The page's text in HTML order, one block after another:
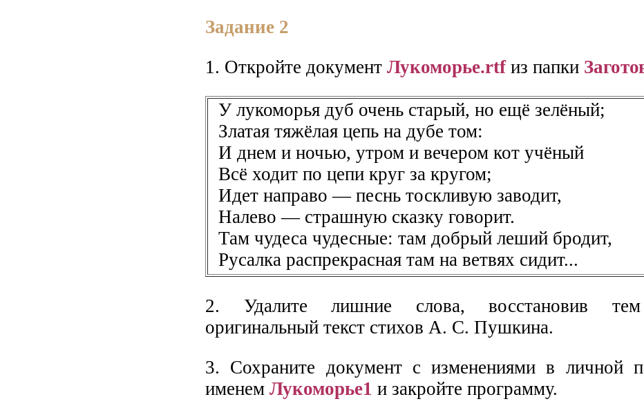
Задание 2
1. Откройте документ Лукоморье.rtfиз папки
У лукоморья дуб очень старый, но ещё зелёный;
Златая тяжёлая цепь на дубе том:
И днем и ночью, утром и вечером кот учёный
Всё ходит по цепи круг за кругом;
Идет направо — песнь тоскливую заводит,
Налево — страшную сказку говорит.
Там чудеса чудесные: там добрый леший бродит,
Русалка распрекрасная там на ветвях сидит...
2. Удалите лишние слова, восстановив
оригинальный текст стихов А. С. Пушкина.
3. Сохраните документ с изменениями в личной
именем Лукоморье1 и закройте программу.